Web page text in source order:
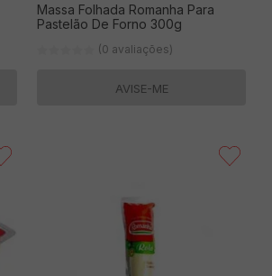
Massa Folhada Romanha Para
Pastelão De Forno 300g
(0 avaliações)
AVISE-ME